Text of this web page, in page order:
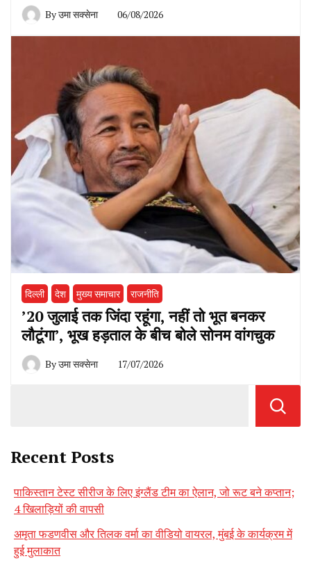
Byउमा सक्सेना 06/08/2026
दिल्ली देश मुख्य समाचार राजनीति
’20 जुलाई तक जिंदा रहूंगा, नहीं तो भूत बनकर
लौटूंगा’, भूख हड़ताल के बीच बोले सोनम वांगचुक
Byउमा सक्सेना 17/07/2026
Recent Posts
पाकिस्तान टेस्ट सीरीज के लिए इंग्लैंड टीम का ऐलान, जो रूट बने कप्तान;
4 खिलाड़ियों की वापसी
अमृता फडणवीस और तिलक वर्मा का वीडियो वायरल, मुंबई के कार्यक्रम में
हुई मुलाकात